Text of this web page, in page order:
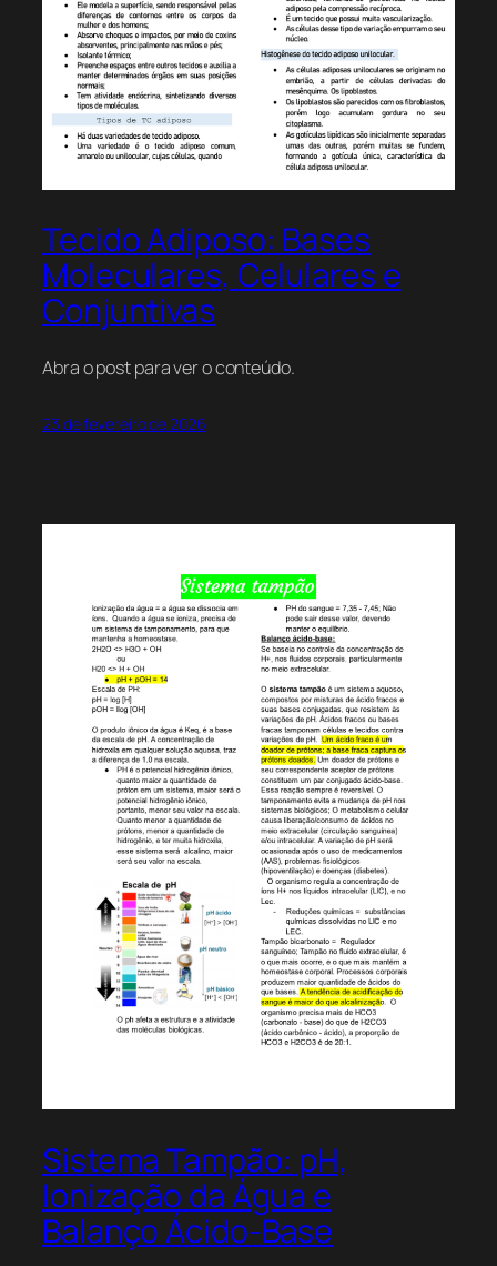
Tecido Adiposo: Bases
Moleculares, Celulares e
Conjuntivas
Abra o post para ver o conteúdo.
23 de fevereiro de 2026
Sistema Tampão: pH,
Ionização da Água e
Balanço Ácido-Base